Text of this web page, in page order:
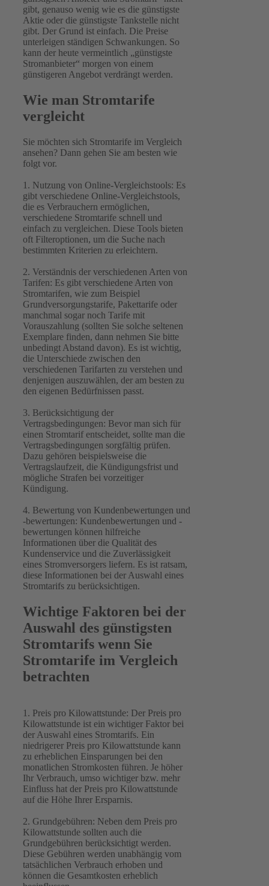
gibt, genauso wenig wie es die günstigste
Aktie oder die günstigste Tankstelle nicht
gibt. Der Grund ist einfach. Die Preise
unterleigen ständigen Schwankungen. So
kann der heute vermeintlich „günstigste
Stromanbieter“ morgen von einem
günstigeren Angebot verdrängt werden.
Wie man Stromtarife
vergleicht
Sie möchten sich Stromtarife im Vergleich
ansehen? Dann gehen Sie am besten wie
folgt vor.
1. Nutzung von Online-Vergleichstools: Es
gibt verschiedene Online-Vergleichstools,
die es Verbrauchern ermöglichen,
verschiedene Stromtarife schnell und
einfach zu vergleichen. Diese Tools bieten
oft Filteroptionen, um die Suche nach
bestimmten Kriterien zu erleichtern.
2. Verständnis der verschiedenen Arten von
Tarifen: Es gibt verschiedene Arten von
Stromtarifen, wie zum Beispiel
Grundversorgungstarife, Pakettarife oder
manchmal sogar noch Tarife mit
Vorauszahlung (sollten Sie solche seltenen
Exemplare finden, dann nehmen Sie bitte
unbedingt Abstand davon). Es ist wichtig,
die Unterschiede zwischen den
verschiedenen Tarifarten zu verstehen und
denjenigen auszuwählen, der am besten zu
den eigenen Bedürfnissen passt.
3. Berücksichtigung der
Vertragsbedingungen: Bevor man sich für
einen Stromtarif entscheidet, sollte man die
Vertragsbedingungen sorgfältig prüfen.
Dazu gehören beispielsweise die
Vertragslaufzeit, die Kündigungsfrist und
mögliche Strafen bei vorzeitiger
Kündigung.
4. Bewertung von Kundenbewertungen und
-bewertungen: Kundenbewertungen und -
bewertungen können hilfreiche
Informationen über die Qualität des
Kundenservice und die Zuverlässigkeit
eines Stromversorgers liefern. Es ist ratsam,
diese Informationen bei der Auswahl eines
Stromtarifs zu berücksichtigen.
Wichtige Faktoren bei der
Auswahl des günstigsten
Stromtarifs wenn Sie
Stromtarife im Vergleich
betrachten
1. Preis pro Kilowattstunde: Der Preis pro
Kilowattstunde ist ein wichtiger Faktor bei
der Auswahl eines Stromtarifs. Ein
niedrigerer Preis pro Kilowattstunde kann
zu erheblichen Einsparungen bei den
monatlichen Stromkosten führen. Je höher
Ihr Verbrauch, umso wichtiger bzw. mehr
Einfluss hat der Preis pro Kilowattstunde
auf die Höhe Ihrer Ersparnis.
2. Grundgebühren: Neben dem Preis pro
Kilowattstunde sollten auch die
Grundgebühren berücksichtigt werden.
Diese Gebühren werden unabhängig vom
tatsächlichen Verbrauch erhoben und
können die Gesamtkosten erheblich